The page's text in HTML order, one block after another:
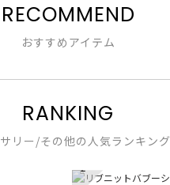
RECOMMEND
おすすめアイテム
RANKING
リー/その他の人気ランキング
2